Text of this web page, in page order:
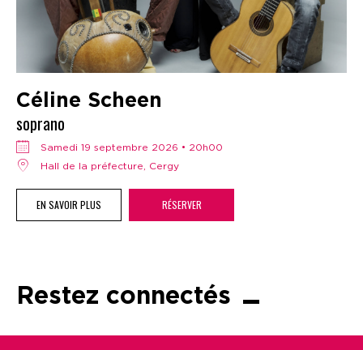
Céline Scheen
soprano
samedi 19 septembre 2026 • 20h00
Hall de la préfecture, Cergy
EN SAVOIR PLUS RÉSERVER
Restez connectés